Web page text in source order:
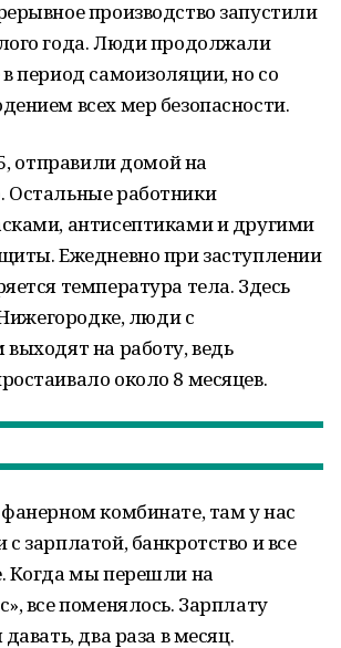
производство запустили
года. Люди продолжали
период самоизоляции, но со
всех мер безопасности.
отправили домой на
Остальные работники
антисептиками и другими
Ежедневно при заступлении
температура тела. Здесь
люди с
выходят на работу, ведь
около 8 месяцев.
комбинате, там у нас
зарплатой, банкротство и все
Когда мы перешли на
все поменялось. Зарплату
два раза в месяц.